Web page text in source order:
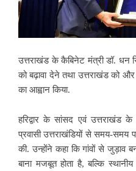
उत्तराखंड के कैबिनेट मंत्री डॉ. धन
को बढ़ावा देने तथा उत्तराखंड को
का आह्वान किया.
हरिद्वार के सांसद एवं उत्तराखंड के
प्रवासी उत्तराखंडियों से समय-समय
की. उन्होंने कहा कि गांवों से जुड़ाव
बाना मजबूत होता है, बल्कि